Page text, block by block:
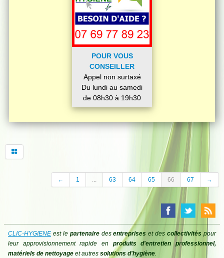
POUR VOUS
CONSEILLER
Appel non surtaxé
Du lundi au samedi
de 08h30 à 19h30
← 1 ... 63 64 65 66 67 →
CLIC-HYGIENE est le partenairedesentreprises et descollectivités pour
leur approvisionnement rapide en produits d'entretien professionnel,
matériels de nettoyage et autres solutions d'hygiène.